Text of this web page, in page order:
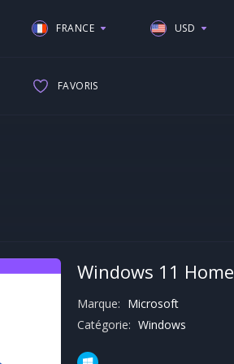
FRANCE
UNITED STATES
CANADA
USD
FAVORIS
Windows 11 Home
Marque: Microsoft
Catégorie: Windows